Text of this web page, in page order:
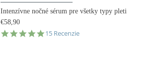
Intenzívne nočné sérum pre všetky typy pleti
€58,90
5.0
15 Recenzie